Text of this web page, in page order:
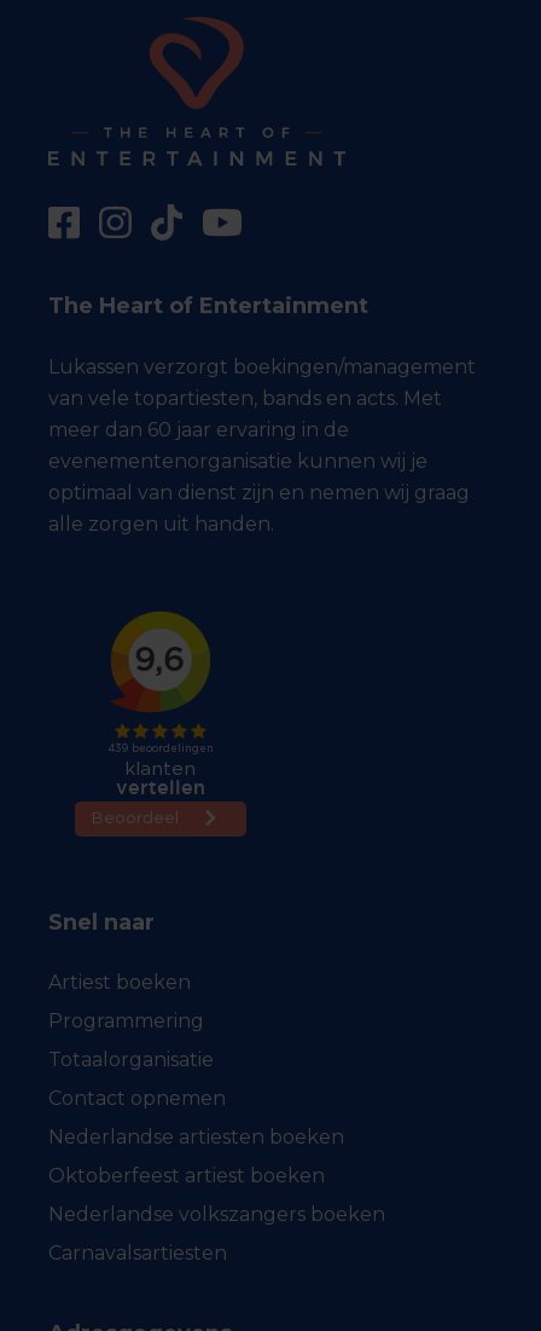
The Heart of Entertainment
Lukassen verzorgt boekingen/management
van vele topartiesten, bands en acts. Met
meer dan 60 jaar ervaring in de
evenementenorganisatie kunnen wij je
optimaal van dienst zijn en nemen wij graag
alle zorgen uit handen.
Snel naar
Artiest boeken
Programmering
Totaalorganisatie
Contact opnemen
Nederlandse artiesten boeken
Oktoberfeest artiest boeken
Nederlandse volkszangers boeken
Carnavalsartiesten